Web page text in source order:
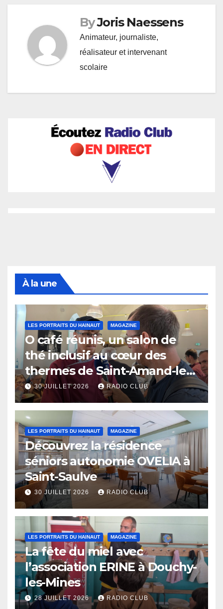
ByJoris Naessens
Animateur, journaliste,
réalisateur et intervenant
scolaire
À la une
LES PORTRAITS DU HAINAUT MAGAZINE
O café réunis, un salon de
thé inclusif au cœur des
thermes de Saint-Amand-les-
Eaux
30 JUILLET 2026 RADIO CLUB
LES PORTRAITS DU HAINAUT MAGAZINE
Découvrez la résidence
séniors autonomie OVELIA à
Saint-Saulve
30 JUILLET 2026 RADIO CLUB
LES PORTRAITS DU HAINAUT MAGAZINE
La fête du miel avec
l’association ERINE à Douchy-
les-Mines
28 JUILLET 2026 RADIO CLUB